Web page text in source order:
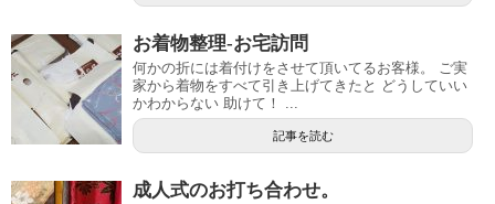
お着物整理-お宅訪問
何かの折には着付けをさせて頂いてるお客様。 ご実
家から着物をすべて引き上げてきたと どうしていい
かわからない 助けて！ ...
記事を読む
成人式のお打ち合わせ。